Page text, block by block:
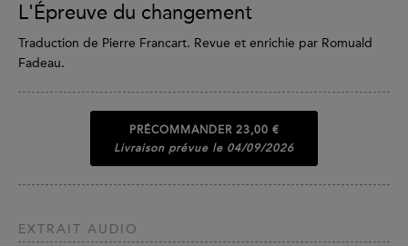
L'Épreuve du changement
Traduction de Pierre Francart. Revue et enrichie par Romuald
Fadeau.
PRÉCOMMANDER 23,00 €
Livraison prévue le 04/09/2026
EXTRAIT AUDIO